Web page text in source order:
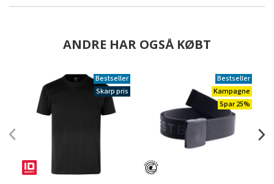
ANDRE HAR OGSÅ KØBT
Bestseller
Skarp pris
Bestseller
Kampagne
Spar 25%